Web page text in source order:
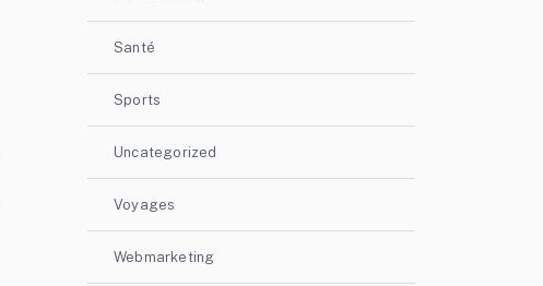
Santé
Sports
Uncategorized
Voyages
Webmarketing